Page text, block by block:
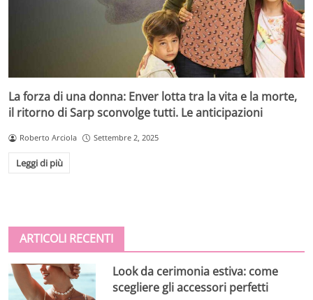
La forza di una donna: Enver lotta tra la vita e la morte,
il ritorno di Sarp sconvolge tutti. Le anticipazioni
Roberto Arciola Settembre 2, 2025
Leggi di più
ARTICOLI RECENTI
Look da cerimonia estiva: come
scegliere gli accessori perfetti